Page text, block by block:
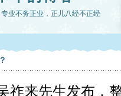
业不务正业，正儿八经不正经
祚来先生发布，